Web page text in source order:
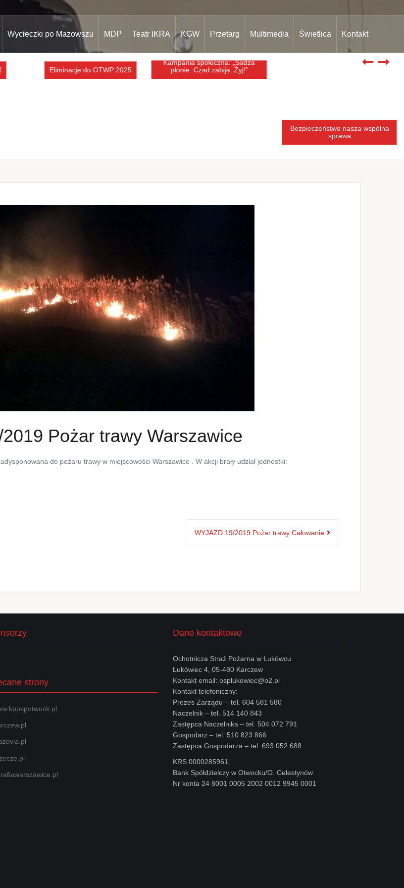
Wycieczki po Mazowszu MDP Teatr IKRA KGW Przetarg Multimedia Świetlica Kontakt
Eliminacje do OTWP 2025
Kampania społeczna: „Sadza
płonie. Czad zabija. Żyj!”
Bezpieczeństwo nasza wspólna
Pożar trawy Warszawice
do pożaru trawy w miejscowości Warszawice . W akcji brały udział jednostki:
WYJAZD 19/2019 Pożar trawy Całowanie
strony
Dane kontaktowe
Ochotnicza Straż Pożarna w Łukówcu
Łukówiec 4, 05-480 Karczew
Kontakt email: osplukowiec@o2.pl
Kontakt telefoniczny:
Prezes Zarządu – tel. 604 581 580
Naczelnik – tel. 514 140 843
Zastępca Naczelnika – tel. 504 072 791
Gospodarz – tel. 510 823 866
Zastępca Gospodarza – tel. 693 052 688
KRS 0000285961
Bank Spółdzielczy w Otwocku/O. Celestynów
Nr konta 24 8001 0005 2002 0012 9945 0001